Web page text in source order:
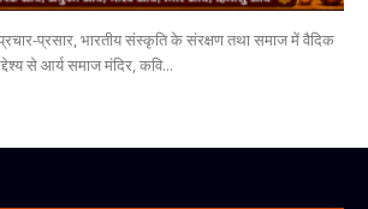
प्रसार, भारतीय संस्कृति के संरक्षण तथा समाज में वैदिक
से आर्य समाज मंदिर, कवि...